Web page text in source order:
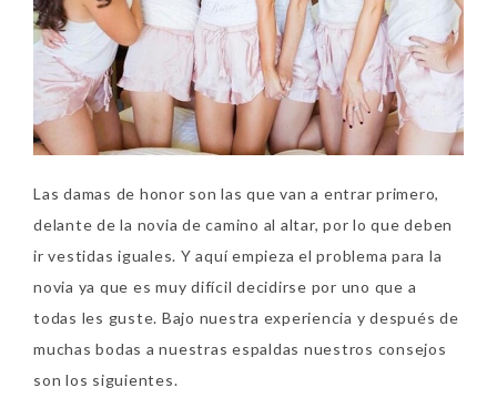
Las damas de honor son las que van a entrar primero,
delante de la novia de camino al altar, por lo que deben
ir vestidas iguales. Y aquí empieza el problema para la
novia ya que es muy difícil decidirse por uno que a
todas les guste. Bajo nuestra experiencia y después de
muchas bodas a nuestras espaldas nuestros consejos
son los siguientes.